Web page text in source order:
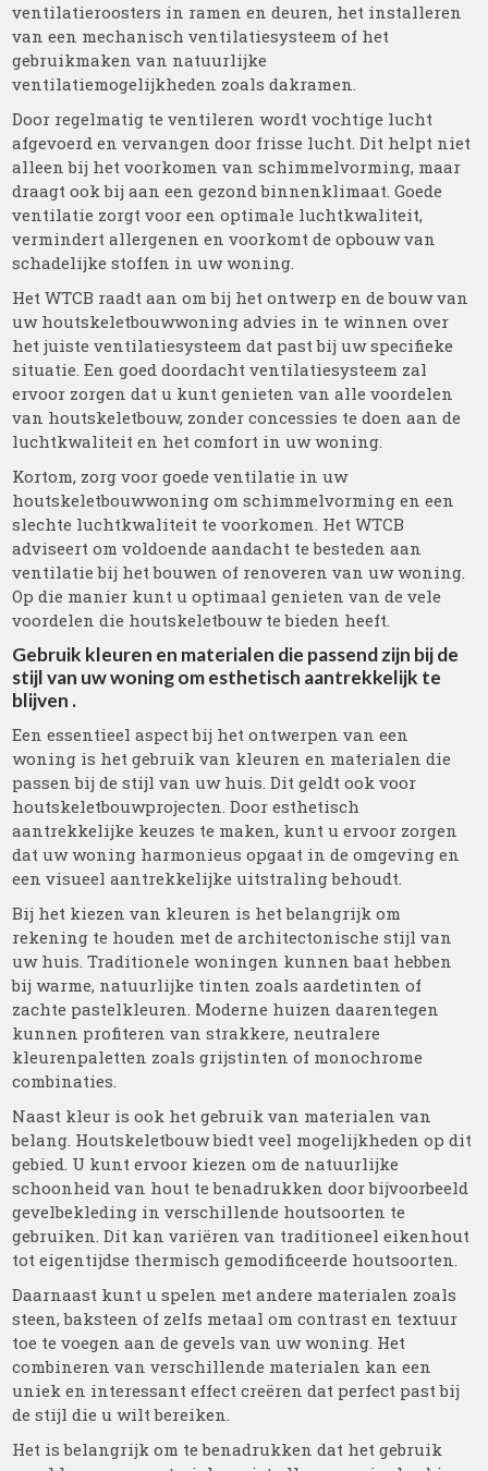
ventilatieroosters in ramen en deuren, het installeren
van een mechanisch ventilatiesysteem of het
gebruikmaken van natuurlijke
ventilatiemogelijkheden zoals dakramen.
Door regelmatig te ventileren wordt vochtige lucht
afgevoerd en vervangen door frisse lucht. Dit helpt niet
alleen bij het voorkomen van schimmelvorming, maar
draagt ook bij aan een gezond binnenklimaat. Goede
ventilatie zorgt voor een optimale luchtkwaliteit,
vermindert allergenen en voorkomt de opbouw van
schadelijke stoffen in uw woning.
Het WTCB raadt aan om bij het ontwerp en de bouw van
uw houtskeletbouwwoning advies in te winnen over
het juiste ventilatiesysteem dat past bij uw specifieke
situatie. Een goed doordacht ventilatiesysteem zal
ervoor zorgen dat u kunt genieten van alle voordelen
van houtskeletbouw, zonder concessies te doen aan de
luchtkwaliteit en het comfort in uw woning.
Kortom, zorg voor goede ventilatie in uw
houtskeletbouwwoning om schimmelvorming en een
slechte luchtkwaliteit te voorkomen. Het WTCB
adviseert om voldoende aandacht te besteden aan
ventilatie bij het bouwen of renoveren van uw woning.
Op die manier kunt u optimaal genieten van de vele
voordelen die houtskeletbouw te bieden heeft.
Gebruik kleuren en materialen die passend zijn bij de
stijl van uw woning om esthetisch aantrekkelijk te
blijven .
Een essentieel aspect bij het ontwerpen van een
woning is het gebruik van kleuren en materialen die
passen bij de stijl van uw huis. Dit geldt ook voor
houtskeletbouwprojecten. Door esthetisch
aantrekkelijke keuzes te maken, kunt u ervoor zorgen
dat uw woning harmonieus opgaat in de omgeving en
een visueel aantrekkelijke uitstraling behoudt.
Bij het kiezen van kleuren is het belangrijk om
rekening te houden met de architectonische stijl van
uw huis. Traditionele woningen kunnen baat hebben
bij warme, natuurlijke tinten zoals aardetinten of
zachte pastelkleuren. Moderne huizen daarentegen
kunnen profiteren van strakkere, neutralere
kleurenpaletten zoals grijstinten of monochrome
combinaties.
Naast kleur is ook het gebruik van materialen van
belang. Houtskeletbouw biedt veel mogelijkheden op dit
gebied. U kunt ervoor kiezen om de natuurlijke
schoonheid van hout te benadrukken door bijvoorbeeld
gevelbekleding in verschillende houtsoorten te
gebruiken. Dit kan variëren van traditioneel eikenhout
tot eigentijdse thermisch gemodificeerde houtsoorten.
Daarnaast kunt u spelen met andere materialen zoals
steen, baksteen of zelfs metaal om contrast en textuur
toe te voegen aan de gevels van uw woning. Het
combineren van verschillende materialen kan een
uniek en interessant effect creëren dat perfect past bij
de stijl die u wilt bereiken.
Het is belangrijk om te benadrukken dat het gebruik